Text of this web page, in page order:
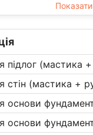
підлог (мастика
стін (мастика +
основи
основи